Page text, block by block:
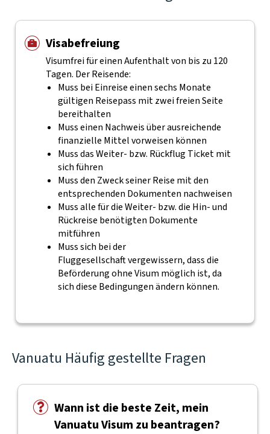
Visabefreiung
Visumfrei für einen Aufenthalt von bis zu 120
Tagen. Der Reisende:
Muss bei Einreise einen sechs Monate
gültigen Reisepass mit zwei freien Seite
bereithalten
Muss einen Nachweis über ausreichende
finanzielle Mittel vorweisen können
Muss das Weiter- bzw. Rückflug Ticket mit
sich führen
Muss den Zweck seiner Reise mit den
entsprechenden Dokumenten nachweisen
Muss alle für die Weiter- bzw. die Hin- und
Rückreise benötigten Dokumente
mitführen
Muss sich bei der
Fluggesellschaft vergewissern, dass die
Beförderung ohne Visum möglich ist, da
sich diese Bedingungen ändern können.
Vanuatu Häufig gestellte Fragen
Wann ist die beste Zeit, mein
Vanuatu Visum zu beantragen?